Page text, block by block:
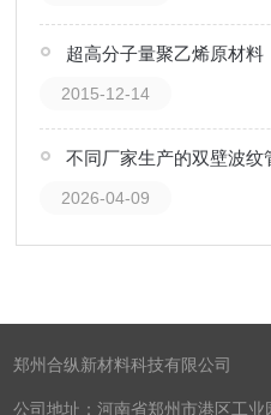
超高分子量聚乙烯原材料
2015-12-14
2026-04-09
郑州合纵新材料科技有限公司
公司地址：河南省郑州市港区工